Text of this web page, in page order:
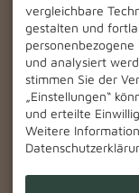
vergleichbare
gestalten und
und analysiert
stimmen Sie der
„Einstellungen“
und erteilte
Weitere